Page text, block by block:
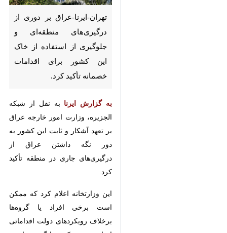
تهران-ایرنا-عراق بر دوری از
درگیری‌های منطقه‌ای و جلوگیری از
استفاده از خاک این کشور برای
اقدامات خصمانه تأکید کرد.
وزارت امور خارجه عراق بر تعهد آشکار
و ثابت این کشور به دور نگه داشتن
عراق از درگیری‌های جاری در منطقه
تأکید کرد.
این وزارتخانه اعلام کرد که ممکن
است برخی افراد یا گروه‌ها برخلاف
رویکردهای دولت اقداماتی انجام
دهند که بیانگر سیاست رسمی کشور
نیست.